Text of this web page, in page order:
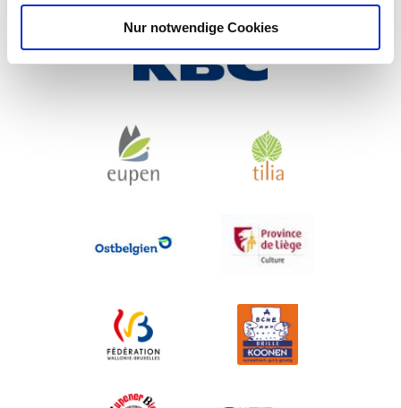
Nur notwendige Cookies